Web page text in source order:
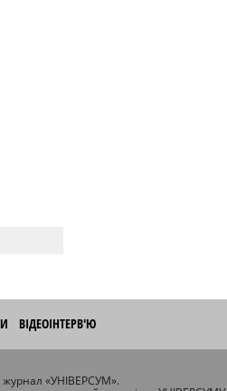
ВІДЕОІНТЕРВ'Ю
журнал «УНІВЕРСУМ».